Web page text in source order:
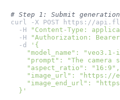
# Step 1: Submit
curl -X POST https://
  -H
"Content-Type:
  -H
"Authorization: Bearer
  -d
'{
"model_name": "veo3.1-
"prompt": "The camera
    "aspect_ratio": "16:9",
"image_url": "https://
"image_end_url":
  }'